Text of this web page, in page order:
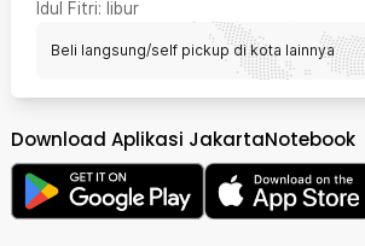
Idul Fitri: libur
Beli langsung/self pickup di kota lainnya
Download Aplikasi JakartaNotebook